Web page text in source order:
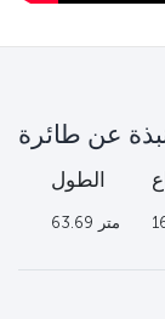
63.69 متر